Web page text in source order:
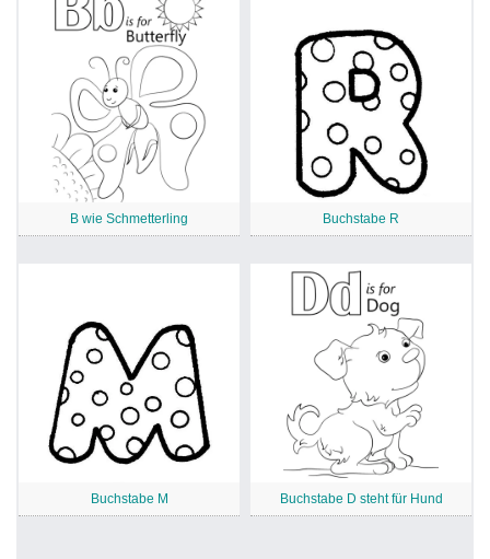
B wie Schmetterling Buchstabe R
Buchstabe M Buchstabe D steht für Hund